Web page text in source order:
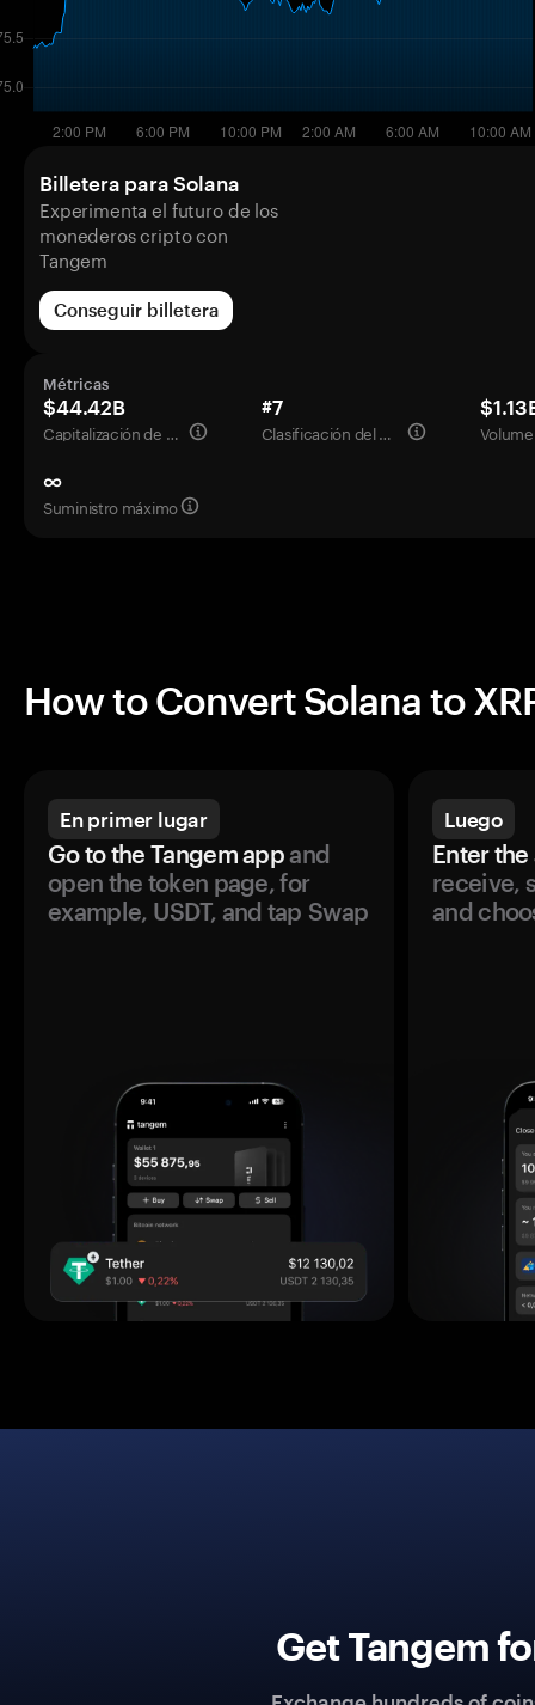
Billetera para Solana
Experimenta el futuro de los
monederos cripto con
Tangem
Conseguir billetera
Métricas
$44.42B
Capitalización de mercado
#7
Clasificación del mercado
∞
Suministro máximo
How to Convert Solana to
En primer lugar
Go to the Tangem appand
open the token page, for
example, USDT, and tap Swap
Luego
Enter the
receive,
and
Get Tangem